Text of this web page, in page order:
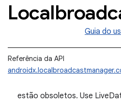
Guia do
Referência da API
estão obsoletos. Use